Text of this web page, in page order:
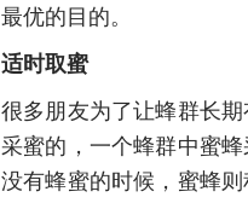
最优的目的。
适时取蜜
很多朋友为了让蜂群长
采蜜的，一个蜂群中蜜
没有蜂蜜的时候，蜜蜂